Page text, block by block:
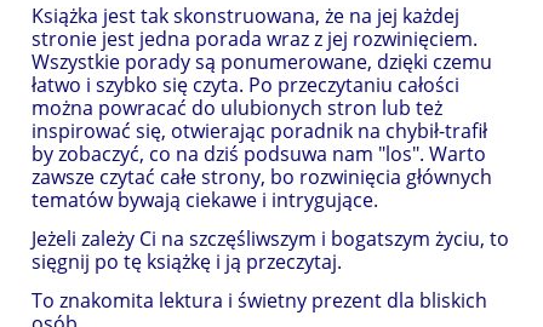
Książka jest tak skonstruowana, że na jej każdej
stronie jest jedna porada wraz z jej rozwinięciem.
Wszystkie porady są ponumerowane, dzięki czemu
łatwo i szybko się czyta. Po przeczytaniu całości
można powracać do ulubionych stron lub też
inspirować się, otwierając poradnik na chybił-trafił
by zobaczyć, co na dziś podsuwa nam "los". Warto
zawsze czytać całe strony, bo rozwinięcia głównych
tematów bywają ciekawe i intrygujące.
Jeżeli zależy Ci na szczęśliwszym i bogatszym życiu, to
sięgnij po tę książkę i ją przeczytaj.
To znakomita lektura i świetny prezent dla bliskich